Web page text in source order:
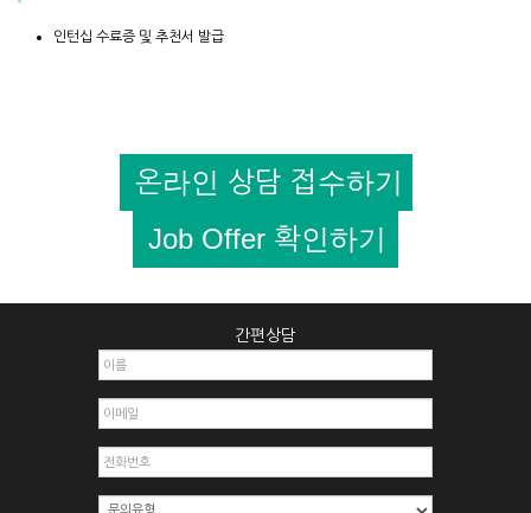
인턴십 수료증 및 추천서 발급
온라인 상담 접수하기
Job Offer 확인하기
간편상담